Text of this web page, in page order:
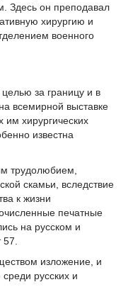
Здесь он преподавал
хирургию и
военного
за границу и в
всемирной выставке
им хирургических
известна
трудолюбием,
скамьи, вследствие
к жизни
печатные
на русском и
изложение, и
русских и